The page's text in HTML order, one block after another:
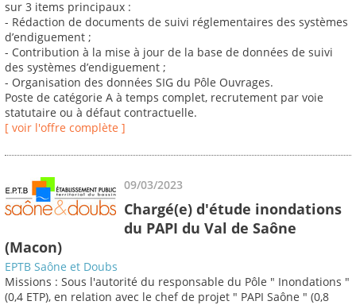
sur 3 items principaux :
- Rédaction de documents de suivi réglementaires des systèmes
d’endiguement ;
- Contribution à la mise à jour de la base de données de suivi
des systèmes d’endiguement ;
- Organisation des données SIG du Pôle Ouvrages.
Poste de catégorie A à temps complet, recrutement par voie
statutaire ou à défaut contractuelle.
[ voir l'offre complète ]
09/03/2023
Chargé(e) d'étude inondations
du PAPI du Val de Saône
(Macon)
EPTB Saône et Doubs
Missions : Sous l'autorité du responsable du Pôle " Inondations "
(0,4 ETP), en relation avec le chef de projet " PAPI Saône " (0,8